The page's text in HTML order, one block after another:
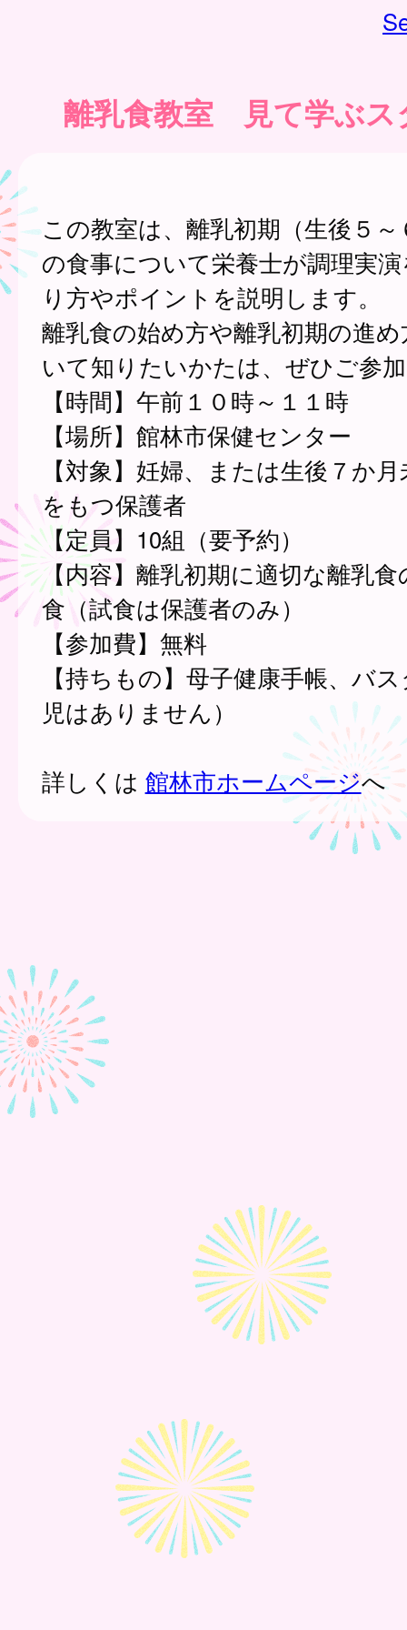
離乳食教室 見て学ぶス
この教室は、離乳初期（生後５
の食事について栄養士が調理実
り方やポイントを説明します。
離乳食の始め方や離乳初期の進
いて知りたいかたは、ぜひご参
【時間】午前１０時～１１時
【場所】館林市保健センター
【対象】妊婦、または生後７か
をもつ保護者
【定員】10組（要予約）
【内容】離乳初期に適切な離乳
食（試食は保護者のみ）
【参加費】無料
【持ちもの】母子健康手帳、バ
児はありません）
詳しくは 館林市ホームページへ